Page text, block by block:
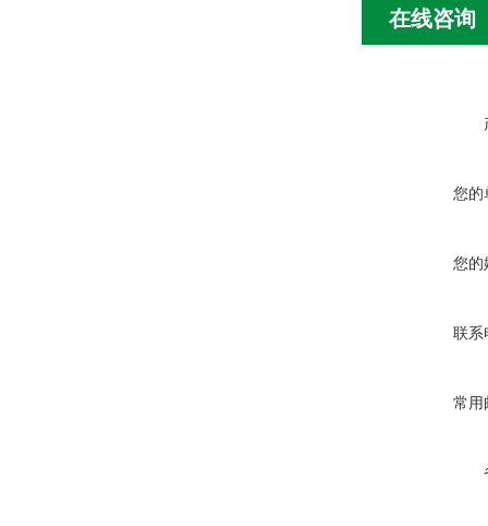
在线咨询
您的
您的
联系
常用